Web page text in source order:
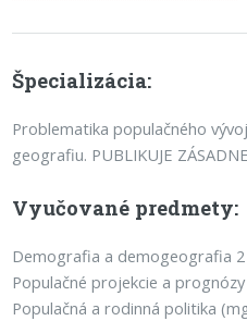
Špecializácia:
Problematika populačného
geografiu. PUBLIKUJE
Vyučované predmety:
Demografia a demogeografia 2
Populačné projekcie a
Populačná a rodinná politika